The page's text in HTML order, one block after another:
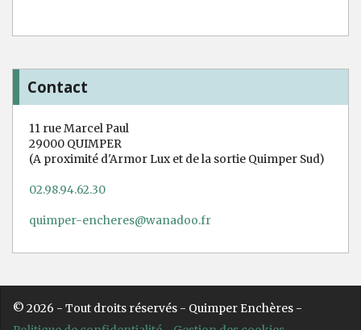
Contact
11 rue Marcel Paul
29000 QUIMPER
(A proximité d'Armor Lux et de la sortie Quimper Sud)
02.98.94.62.30
quimper-encheres@wanadoo.fr
© 2026 - Tout droits réservés - Quimper Enchères -